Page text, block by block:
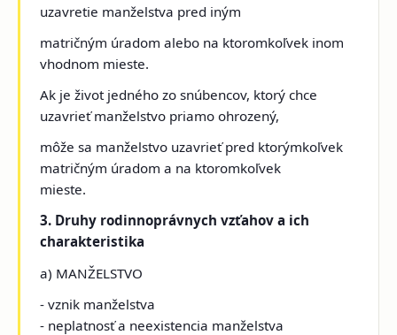
uzavretie manželstva pred iným
matričným úradom alebo na ktoromkoľvek inom
vhodnom mieste.
Ak je život jedného zo snúbencov, ktorý chce
uzavrieť manželstvo priamo ohrozený,
môže sa manželstvo uzavrieť pred ktorýmkoľvek
matričným úradom a na ktoromkoľvek
mieste.
3. Druhy rodinnoprávnych vzťahov a ich
charakteristika
a) MANŽELSTVO
- vznik manželstva
- neplatnosť a neexistencia manželstva